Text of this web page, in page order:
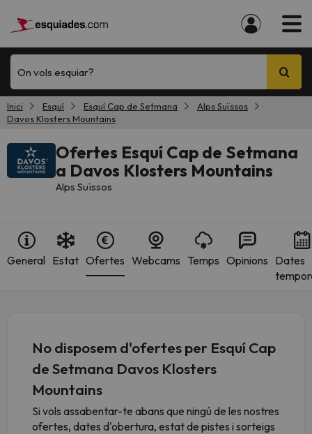
On vols esquiar?
Inici Esquí Esquí Cap de Setmana
Alps Suïssos
Davos Klosters Mountains
Ofertes Esquí Cap de Setmana
a Davos Klosters Mountains
Alps Suïssos
General Estat Ofertes Webcams Temps Opinions Dates
No disposem d'ofertes per Esquí Cap
de Setmana Davos Klosters
Mountains
Si vols assabentar-te abans que ningú de les nostres
ofertes, dates d'obertura, estat de pistes i sorteigs